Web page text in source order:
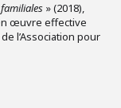
» (2018),
œuvre effective
l’Association pour